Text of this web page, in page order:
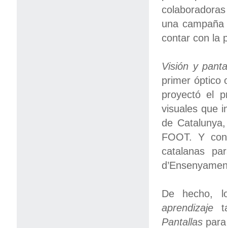
una
contar con la
Visión y
primer óptico
proyectó el
visuales que
de
FOOT. Y
catalanas
De hecho,
aprendizaje
Pantallas